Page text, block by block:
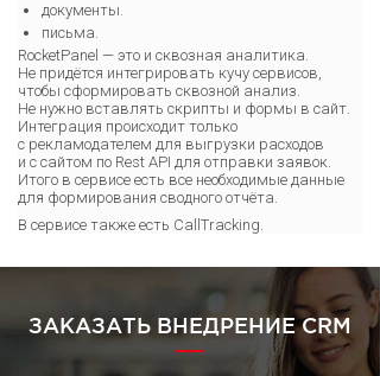
документы.
письма.
RocketPanel — это и сквозная аналитика.
Не придётся интегрировать кучу сервисов,
чтобы сформировать сквозной анализ.
Не нужно вставлять скрипты и формы в сайт.
Интеграция происходит только
с рекламодателем для выгрузки расходов
и с сайтом по Rest API для отправки заявок.
Итого в сервисе есть все необходимые данные
для формирования сводного отчёта.
В сервисе также есть CallTracking.
ЗАКАЗАТЬ ВНЕДРЕНИЕ CRM